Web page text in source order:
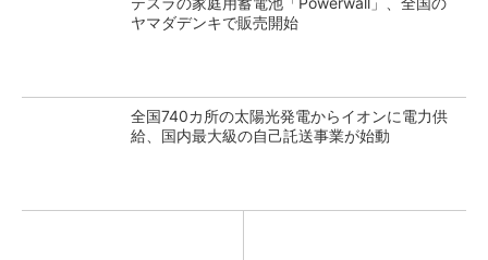
ヤマダデンキで販売開始
全国740カ所の太陽光発電からイオンに電力供
給、国内最大級の自己託送事業が始動